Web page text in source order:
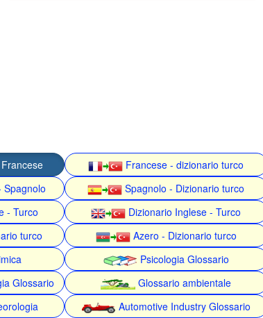
Francese - dizionario turco
Spagnolo Spagnolo - Dizionario turco
- Turco Dizionario Inglese - Turco
turco Azero - Dizionario turco
Psicologia Glossario
Glossario Glossario ambientale
Automotive Industry Glossario